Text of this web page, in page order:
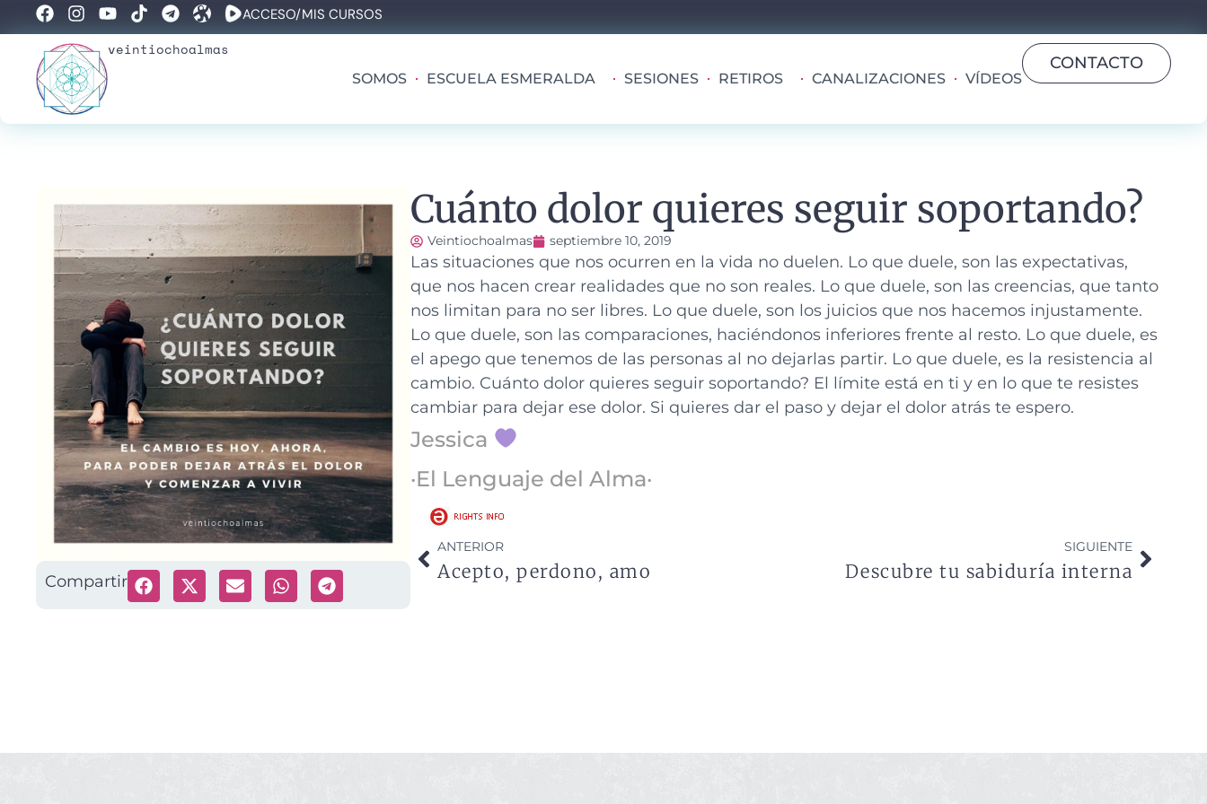
ACCESO/MIS CURSOS
veintiochoalmas
SOMOS ESCUELA ESMERALDA SESIONES RETIROS CANALIZACIONES VÍDEOS
CONTACTO
Compartir
Cuánto dolor quieres seguir soportando?
Veintiochoalmas septiembre 10, 2019
Las situaciones que nos ocurren en la vida no duelen. Lo que duele, son las expectativas,
que nos hacen crear realidades que no son reales. Lo que duele, son las creencias, que tanto
nos limitan para no ser libres. Lo que duele, son los juicios que nos hacemos injustamente.
Lo que duele, son las comparaciones, haciéndonos inferiores frente al resto. Lo que duele, es
el apego que tenemos de las personas al no dejarlas partir. Lo que duele, es la resistencia al
cambio. Cuánto dolor quieres seguir soportando? El límite está en ti y en lo que te resistes
cambiar para dejar ese dolor. Si quieres dar el paso y dejar el dolor atrás te espero.
Jessica
·El Lenguaje del Alma·
ANTERIOR
Acepto, perdono, amo
SIGUIENTE
Descubre tu sabiduría interna